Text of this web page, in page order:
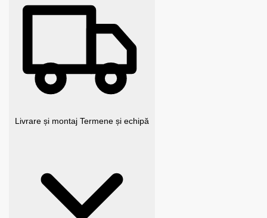
Livrare și montaj Termene și echipă